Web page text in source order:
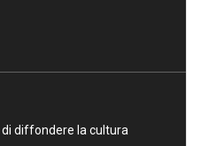
diffondere la cultura